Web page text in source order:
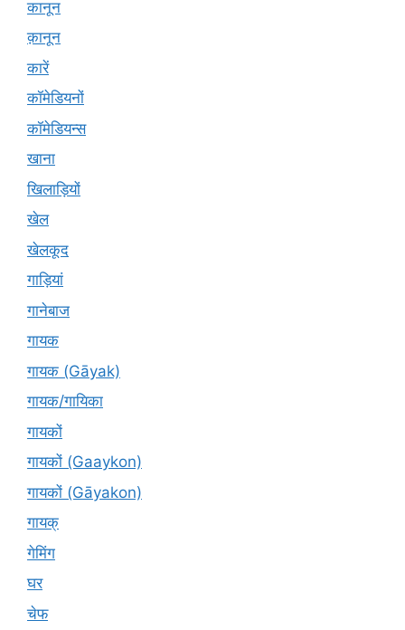
कानून
क़ानून
कारें
कॉमेडियनों
कॉमेडियन्स
खाना
खिलाड़ियों
खेल
खेलकूद
गाड़ियां
गानेबाज
गायक
गायक (Gāyak)
गायक/गायिका
गायकों
गायकों (Gaaykon)
गायकों (Gāyakon)
गायक्
गेमिंग
घर
चेफ